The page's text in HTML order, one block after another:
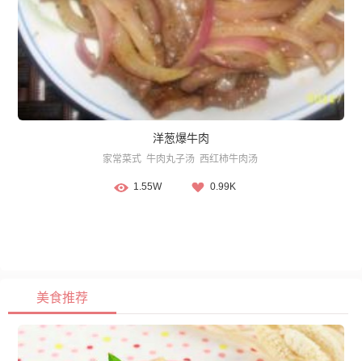
洋葱爆牛肉
家常菜式 牛肉丸子汤 西红柿牛肉汤
1.55W 0.99K
美食推荐